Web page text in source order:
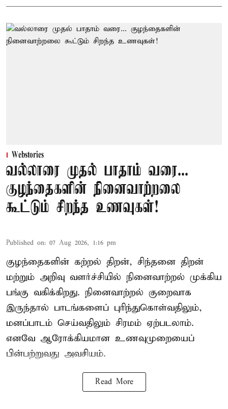
Webstories
வல்லாரை முதல் பாதாம் வரை...
குழந்தைகளின் நினைவாற்றலை
கூட்டும் சிறந்த உணவுகள்!
Published on: 07 Aug 2026, 1:16 pm
குழந்தைகளின் கற்றல் திறன், சிந்தனை திறன்
மற்றும் அறிவு வளர்ச்சியில் நினைவாற்றல் முக்கிய
பங்கு வகிக்கிறது. நினைவாற்றல் குறைவாக
இருந்தால் பாடங்களைப் புரிந்துகொள்வதிலும்,
மனப்பாடம் செய்வதிலும் சிரமம் ஏற்படலாம்.
எனவே ஆரோக்கியமான உணவுமுறையைப்
பின்பற்றுவது அவசியம்.
Read More